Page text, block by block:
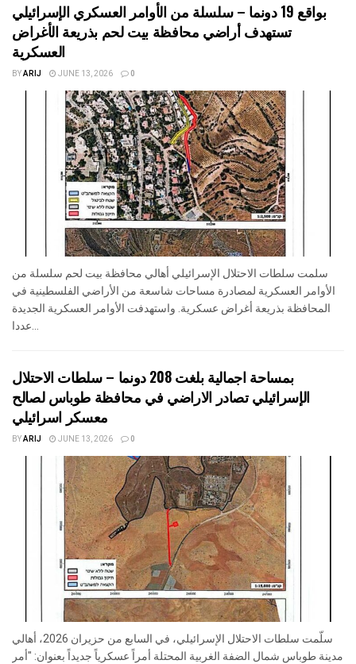
بواقع 19 دونما – سلسلة من الأوامر العسكري الإسرائيلي
تستهدف أراضي محافظة بيت لحم بذريعة الأغراض
العسكرية
BYARIJ JUNE 13, 2026 0
سلمت سلطات الاحتلال الإسرائيلي أهالي محافظة بيت لحم سلسلة من
الأوامر العسكرية لمصادرة مساحات شاسعة من الأراضي الفلسطينية في
المحافظة بذريعة أغراض عسكرية. واستهدفت الأوامر العسكرية الجديدة
عددا...
بمساحة اجمالية بلغت 208 دونما – سلطات الاحتلال
الإسرائيلي تصادر الاراضي في محافظة طوباس لصالح
معسكر اسرائيلي
BYARIJ JUNE 13, 2026 0
سلّمت سلطات الاحتلال الإسرائيلي، في السابع من حزيران 2026، أهالي
مدينة طوباس شمال الضفة الغربية المحتلة أمراً عسكرياً جديداً بعنوان: "أمر